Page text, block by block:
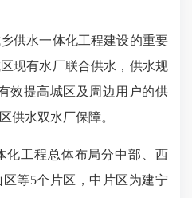
水一体化工程建设的重要
现有水厂联合供水，供水规
效提高城区及周边用户的供
供水双水厂保障。
工程总体布局分中部、西
等5个片区，中片区为建宁